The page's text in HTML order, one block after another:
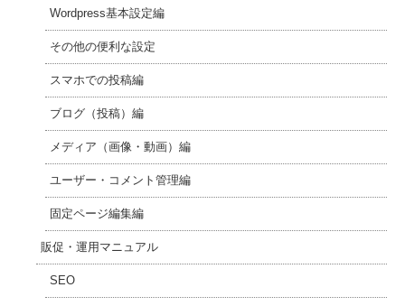
Wordpress基本設定編
その他の便利な設定
スマホでの投稿編
ブログ（投稿）編
メディア（画像・動画）編
ユーザー・コメント管理編
固定ページ編集編
販促・運用マニュアル
SEO